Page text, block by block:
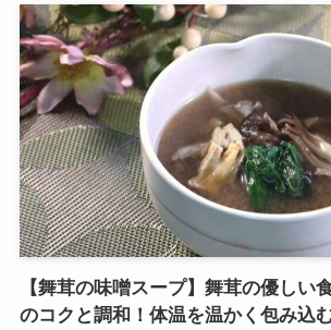
【舞茸の味噌スープ】舞茸の優しい
のコクと調和！体温を温かく包み込